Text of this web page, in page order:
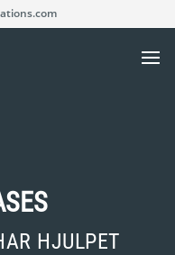
HJULPET